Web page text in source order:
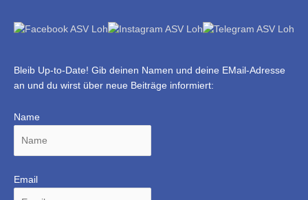
Bleib Up-to-Date! Gib deinen Namen und deine EMail-Adresse
an und du wirst über neue Beiträge informiert:
Name
Email